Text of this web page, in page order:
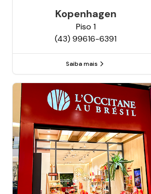
Kopenhagen
Piso 1
(43) 99616-6391
Saiba mais